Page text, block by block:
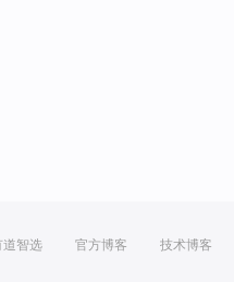
道智选 官方博客 技术博客